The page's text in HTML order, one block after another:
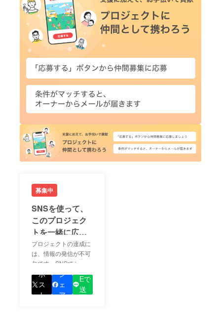
募集中
SNSを使って、
このプロジェク
トを一緒に広め
ましょう！
プロジェクトの達成に
は、情報の発信が不可
欠です。SNSでシェア
をして、あなたが応援
しているプロジェクト
の良さを知ってもらい
ポ
ス
ト
シ
ェ
ア
Eで
送